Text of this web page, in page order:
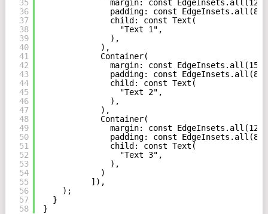
35
36
37
38
39
40
41
42
43
44
45
46
47
48
49
50
51
52
53
54
55
56
57
58
margin: const
padding: const
child: const Text(
"Text 1",
),
),
Container(
margin: const
padding: const
child: const Text(
"Text 2",
),
),
Container(
margin: const
padding: const
child: const Text(
"Text 3",
),
)
]),
);
}
}